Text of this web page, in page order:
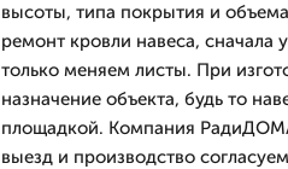
высоты, типа покрытия и
ремонт кровли навеса,
только меняем листы. При
назначение объекта, будь то
площадкой. Компания
выезд и производство